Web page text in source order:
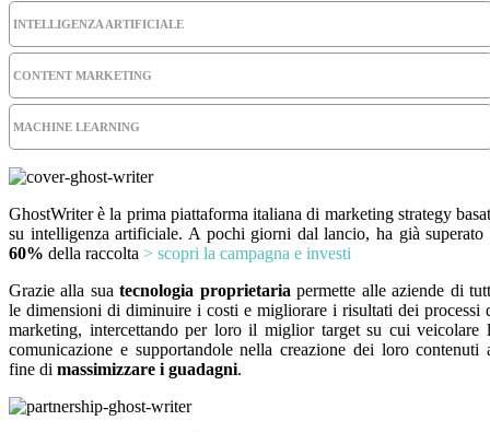
INTELLIGENZA ARTIFICIALE
CONTENT MARKETING
MACHINE LEARNING
GhostWriter è la prima piattaforma italiana di marketing strategy
su intelligenza artificiale. A pochi giorni dal lancio, ha già superato
60% della raccolta > scopri la campagna e investi
Grazie alla suatecnologia proprietaria permette alle aziende di
le dimensioni di diminuire i costi e migliorare i risultati dei processi
marketing, intercettando per loro il miglior target su cui veicolare
comunicazione e supportandole nella creazione dei loro contenuti
fine di massimizzare i guadagni.